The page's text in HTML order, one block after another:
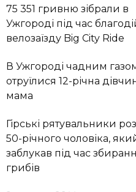
75 351 гривню зібрали в
Ужгороді під час
велозаїзду Big Сity Ride
В Ужгороді чадним
отруїлися 12-річна
мама
Гірські рятувальники
50-річного чоловіка,
заблукав під час
грибів